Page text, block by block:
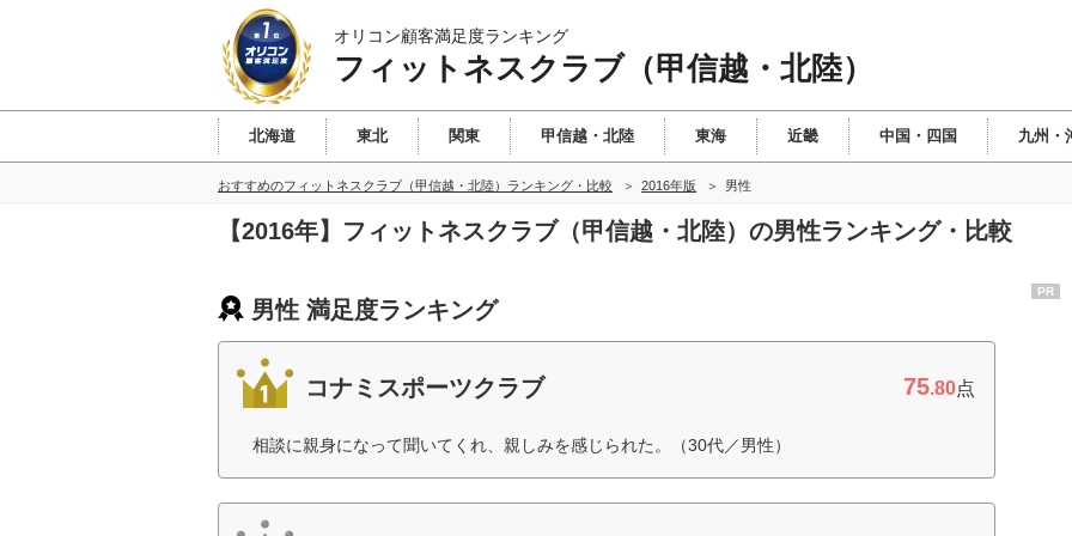
オリコン顧客満足度ランキング
フィットネスクラブ（甲信越・北陸）
北海道 東北 関東 甲信越・北陸 東海 近畿 中国・四国 九州・
おすすめのフィットネスクラブ（甲信越・北陸）ランキング・比較 2016年版 男性
【2016年】フィットネスクラブ（甲信越・北陸）の男性ランキング・比較
男性 満足度ランキング
コナミスポーツクラブ 75.80点
相談に親身になって聞いてくれ、親しみを感じられた。（30代／男性）
PR